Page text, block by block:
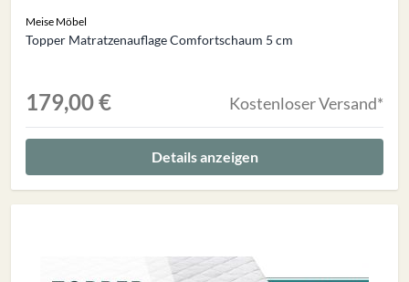
Meise Möbel
Topper Matratzenauflage Comfortschaum 5 cm
179,00 € Kostenloser Versand*
Details anzeigen